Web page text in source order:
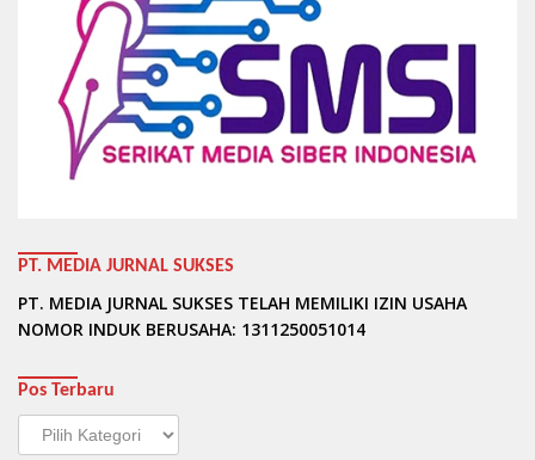
PT. MEDIA JURNAL SUKSES
PT. MEDIA JURNAL SUKSES TELAH MEMILIKI IZIN USAHA
NOMOR INDUK BERUSAHA: 1311250051014
Pos Terbaru
Pos
Terbaru